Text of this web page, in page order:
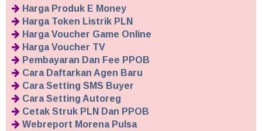
Harga Produk E Money
Harga Token Listrik PLN
Harga Voucher Game Online
Harga Voucher TV
Pembayaran Dan Fee PPOB
Cara Daftarkan Agen Baru
Cara Setting SMS Buyer
Cara Setting Autoreg
Cetak Struk PLN Dan PPOB
Webreport Morena Pulsa